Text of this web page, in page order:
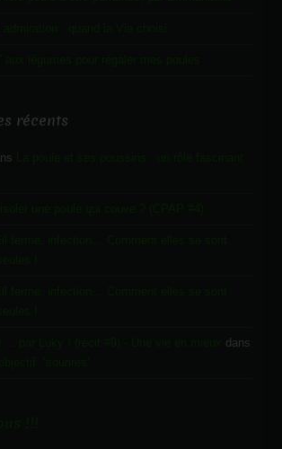
récents
dans